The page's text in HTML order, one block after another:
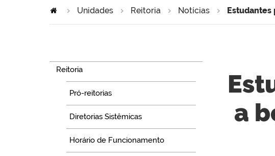
Unidades Reitoria Notícias Estudantes
Reitoria
Pró-reitorias
Diretorias Sistêmicas
Horário de Funcionamento
a